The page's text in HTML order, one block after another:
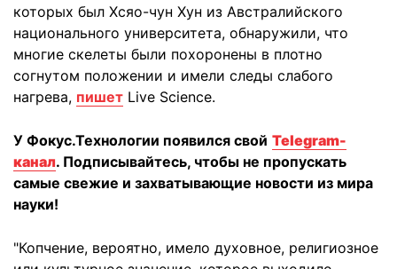
которых был Хсяо-чун Хун из Австралийского
национального университета, обнаружили, что
многие скелеты были похоронены в плотно
согнутом положении и имели следы слабого
нагрева, пишет Live Science.
У Фокус.Технологии появился свой Telegram-
канал. Подписывайтесь, чтобы не пропускать
самые свежие и захватывающие новости из мира
науки!
"Копчение, вероятно, имело духовное, религиозное